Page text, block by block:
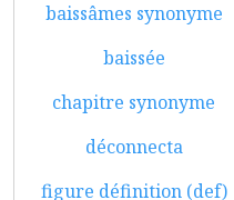
baissâmes synonyme
baissée
chapitre synonyme
déconnecta
figure définition (def)